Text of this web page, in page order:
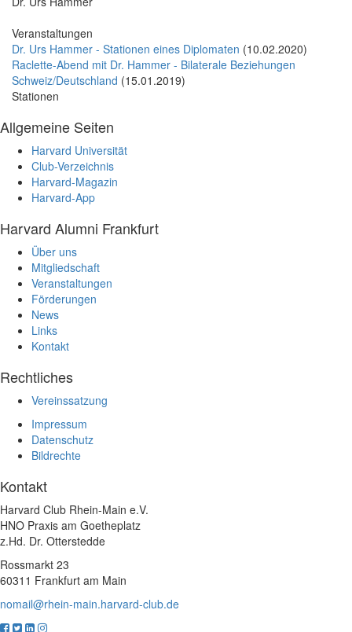
Veranstaltungen
Dr. Urs Hammer - Stationen eines Diplomaten (10.02.2020)
Raclette-Abend mit Dr. Hammer - Bilaterale Beziehungen
Schweiz/Deutschland (15.01.2019)
Stationen
Allgemeine Seiten
Harvard Universität
Club-Verzeichnis
Harvard-Magazin
Harvard-App
Harvard Alumni Frankfurt
Über uns
Mitgliedschaft
Veranstaltungen
Förderungen
News
Links
Kontakt
Rechtliches
Vereinssatzung
Impressum
Datenschutz
Bildrechte
Kontakt
Harvard Club Rhein-Main e.V.
HNO Praxis am Goetheplatz
z.Hd. Dr. Otterstedde
Rossmarkt 23
60311 Frankfurt am Main
nomail@rhein-main.harvard-club.de